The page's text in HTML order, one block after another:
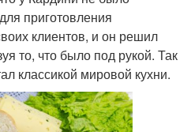
приготовления
клиентов, и он решил
то, что было под рукой. Так
классикой мировой кухни.